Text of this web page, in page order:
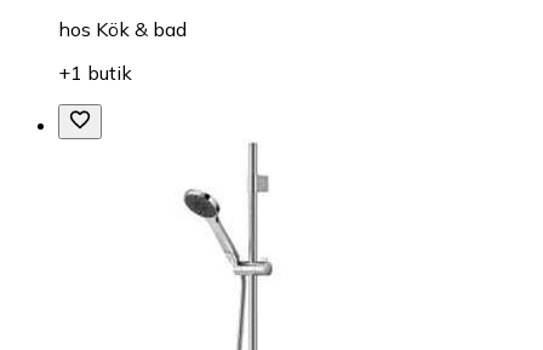
hos Kök & bad
+1 butik